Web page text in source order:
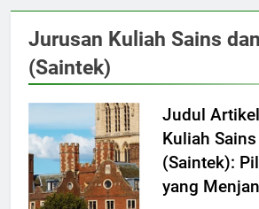
Jurusan Kuliah Sains
(Saintek)
Judul
Kuliah
(Saintek):
yang